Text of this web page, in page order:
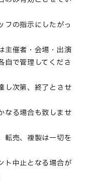
フの指示にしたがっ
主催者・会場・出演
自で管理してくださ
し次第、終了とさせ
なる場合も致しませ
転売、複製は一切を
ト中止となる場合が